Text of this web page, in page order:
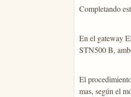
Completando
En el gateway
STN500 B,
El
mas, según el